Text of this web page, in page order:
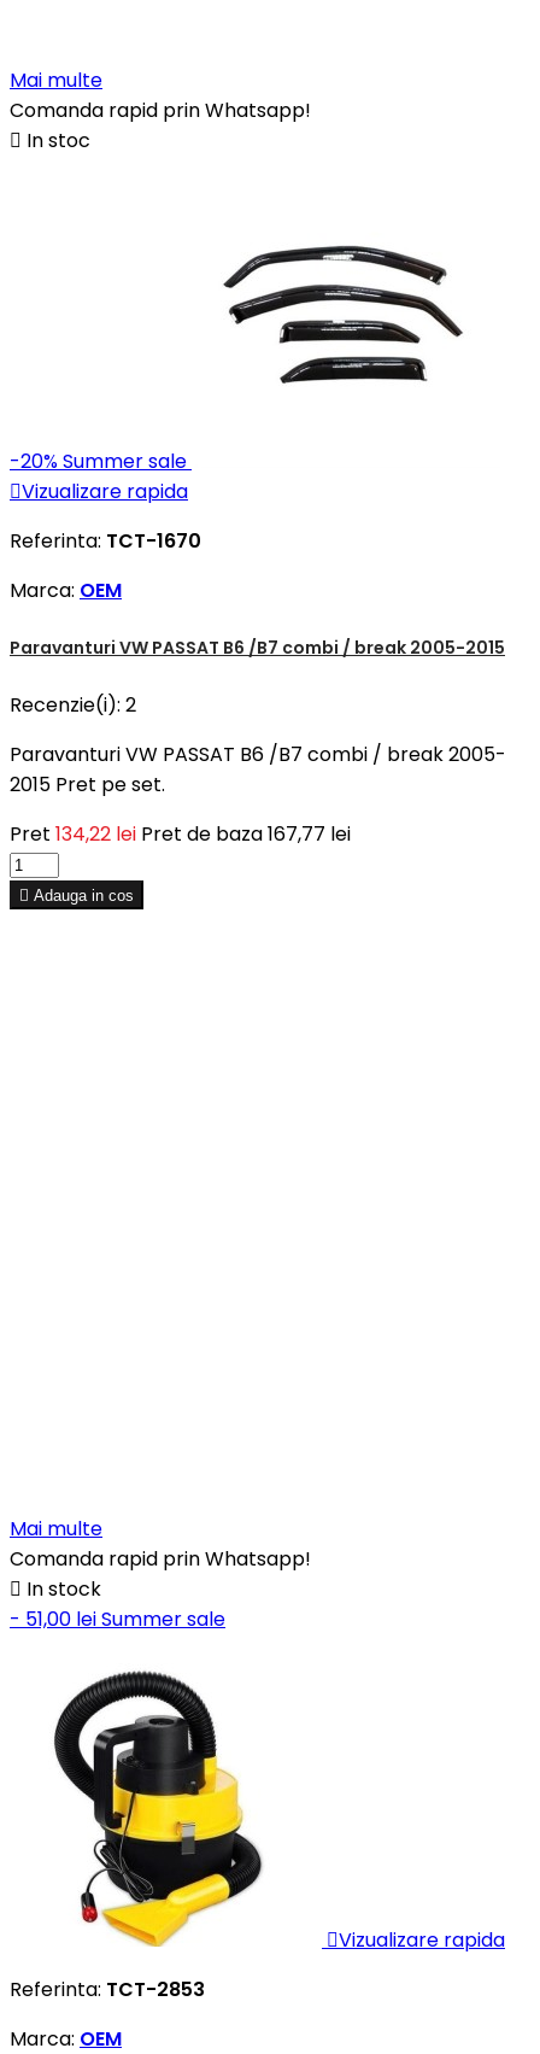
Mai multe
Comanda rapid prin Whatsapp!
 In stoc
-20%Summer sale
Vizualizare rapida
Referinta: TCT-1670
Marca: OEM
Paravanturi VW PASSAT B6 /B7 combi / break 2005-2015
Recenzie(i): 2
Paravanturi VW PASSAT B6 /B7 combi / break 2005-
2015 Pret pe set.
Pret 134,22 lei Pret de baza167,77 lei
 Adauga in cos
Mai multe
Comanda rapid prin Whatsapp!
 In stock
- 51,00 leiSummer sale
Vizualizare rapida
Referinta: TCT-2853
Marca: OEM